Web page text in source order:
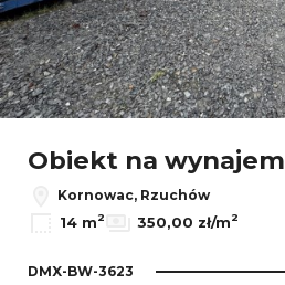
Obiekt na wynajem
Kornowac, Rzuchów
14 m2 350,00 zł/m2
DMX-BW-3623